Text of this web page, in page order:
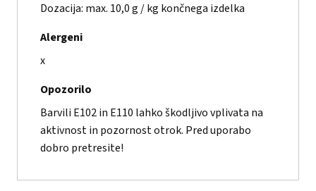
Dozacija: max. 10,0 g / kg končnega izdelka
Alergeni
x
Opozorilo
Barvili E102 in E110 lahko škodljivo vplivata na
aktivnost in pozornost otrok. Pred uporabo
dobro pretresite!